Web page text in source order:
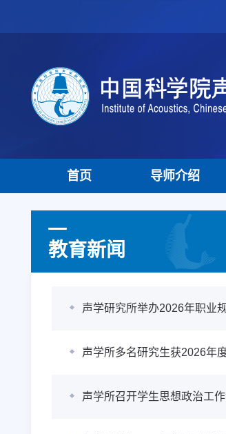
首页 导师介绍
教育新闻
声学研究所举办2026年职业
声学所多名研究生获2026年
声学所召开学生思想政治工